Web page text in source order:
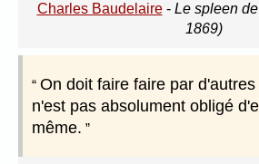
Charles Baudelaire- Le spleen
1869)
On doit faire faire par
n'est pas absolument obligé
même.